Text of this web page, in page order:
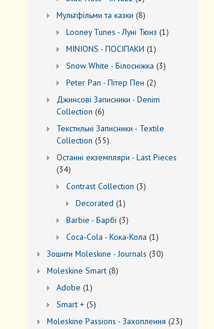
товар
Мультфільми та казки 88
товарів
Looney Tunes - Луні Тюнз 11
MINIONS - ПОСІПАКИ 11
товар
Snow White - Білосніжка 33
Peter Pan - Пітер Пен 22
Джинсові Записники - Denim
Collection 66
Текстильні Записники - Textile
Collection 5555
Останні екземпляри - Last Pieces
3434
товари
Contrast Collection 33
Decorated 11
товар
Barbie - Барбі 33
товари
Coca-Cola - Кока-Кола 11
товар
Зошити Moleskine - Journals 3030
Моleskine Smart 88
Adobe 11
товар
Smart + 55
товарів
Moleskine Passions - Захоплення 2323